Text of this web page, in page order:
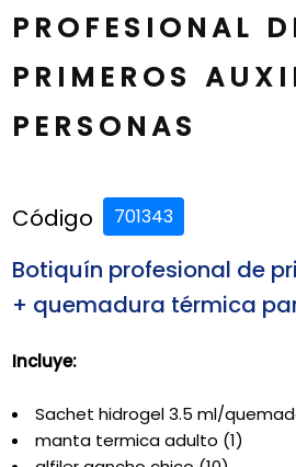
PROFESIONAL
PRIMEROS
PERSONAS
Código 701343
Botiquín profesional de
+ quemadura térmica
Incluye:
Sachet hidrogel 3.5 ml/
manta termica adulto (1)